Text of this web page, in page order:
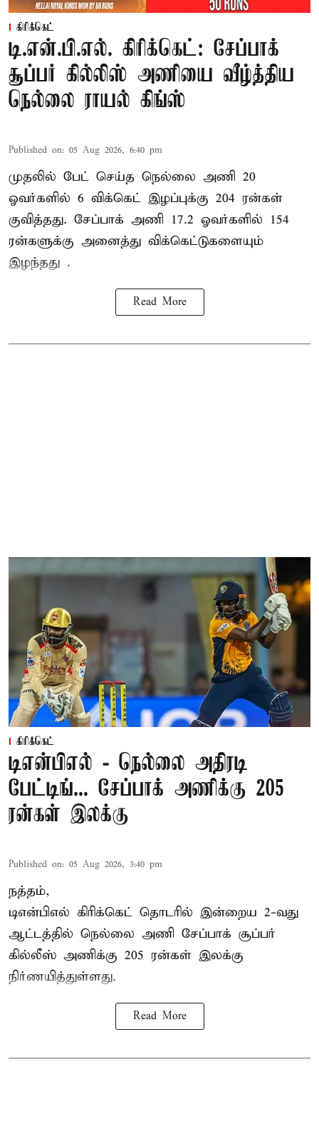
கிரிக்கெட்
டி.என்.பி.எல். கிரிக்கெட்: சேப்பாக்
சூப்பர் கில்லிஸ் அணியை வீழ்த்திய
நெல்லை ராயல் கிங்ஸ்
Published on: 05 Aug 2026, 6:40 pm
முதலில் பேட் செய்த நெல்லை அணி 20
ஓவர்களில் 6 விக்கெட் இழப்புக்கு 204 ரன்கள்
குவித்தது. சேப்பாக் அணி 17.2 ஓவர்களில் 154
ரன்களுக்கு அனைத்து விக்கெட்டுகளையும்
இழந்தது .
Read More
கிரிக்கெட்
டிஎன்பிஎல் - நெல்லை அதிரடி
பேட்டிங்... சேப்பாக் அணிக்கு 205
ரன்கள் இலக்கு
Published on: 05 Aug 2026, 3:40 pm
நத்தம்,
டிஎன்பிஎல் கிரிக்கெட் தொடரில் இன்றைய 2-வது
ஆட்டத்தில் நெல்லை அணி சேப்பாக் சூப்பர்
கில்லீஸ் அணிக்கு 205 ரன்கள் இலக்கு
நிர்ணயித்துள்ளது.
Read More